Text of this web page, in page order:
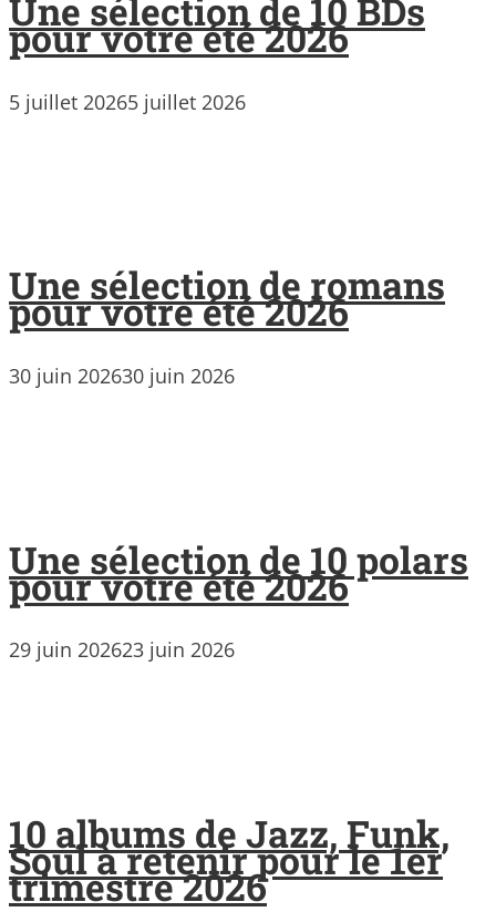
Une sélection de 10 BDs
pour votre été 2026
5 juillet 20265 juillet 2026
Une sélection de romans
pour votre été 2026
30 juin 202630 juin 2026
Une sélection de 10 polars
pour votre été 2026
29 juin 202623 juin 2026
10 albums de Jazz, Funk,
Soul à retenir pour le 1er
trimestre 2026